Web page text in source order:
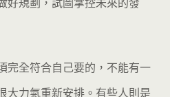
好規劃，試圖掌控未來的發
完全符合自己要的，不能有一
大力氣重新安排。有些人則是